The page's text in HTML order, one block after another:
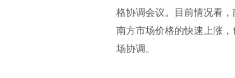
格协调会议。目前情况看
南方市场价格的快速上涨
场协调。